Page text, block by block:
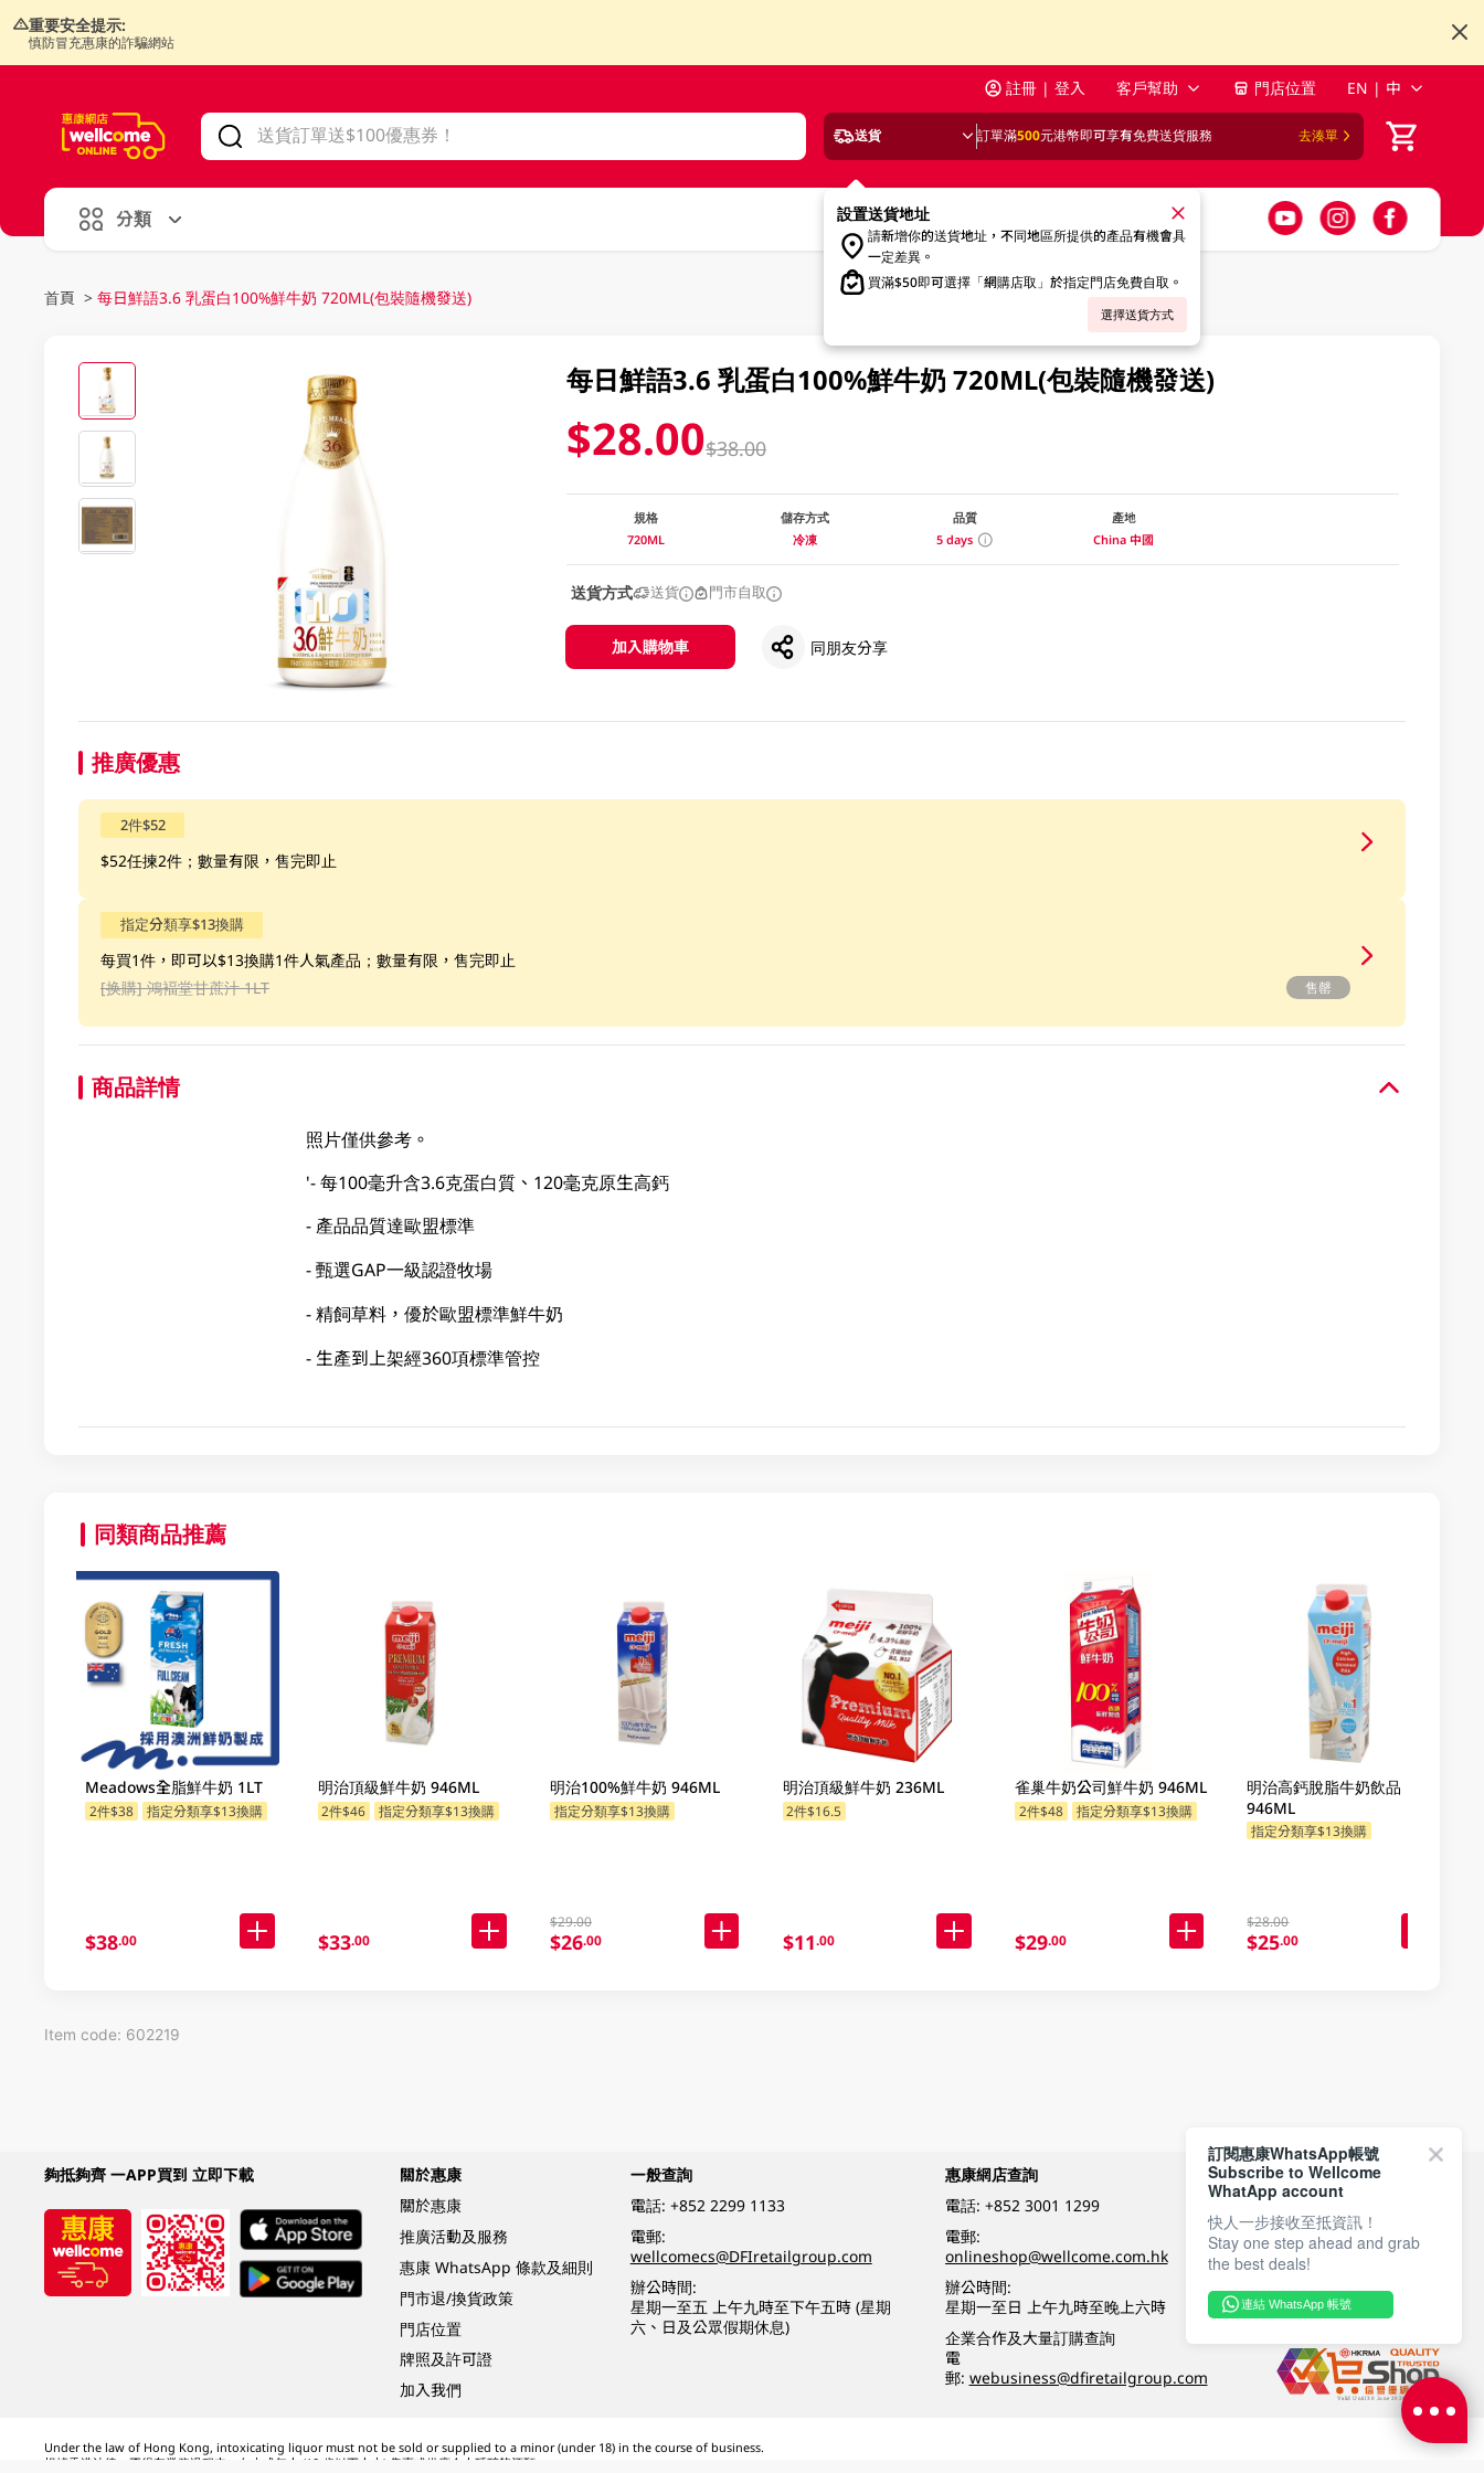
重要安全提示:
慎防冒充惠康的詐騙網站
註冊 | 登入 客戶幫助 門店位置 EN | 中
送貨 訂單滿500元港幣即可享有免費送貨服務 去湊單
設置送貨地址
請新增你的送貨地址，不同地區所提供的產品有機會具
一定差異。
買滿$50即可選擇「網購店取」於指定門店免費自取。
選擇送貨方式
分類
首頁 > 每日鮮語3.6 乳蛋白100%鮮牛奶 720ML(包裝隨機發送)
每日鮮語3.6 乳蛋白100%鮮牛奶 720ML(包裝隨機發送)
$28.00$38.00
規格
720ML
儲存方式
冷凍
品質
5 days
產地
China 中國
送貨方式 送貨 門市自取
加入購物車 同朋友分享
推廣優惠
2件$52
$52任揀2件；數量有限，售完即止
指定分類享$13換購
每買1件，即可以$13換購1件人氣產品；數量有限，售完即止
[换購] 鴻褔堂甘蔗汁 1LT 售罄
商品詳情
照片僅供參考。
'- 每100毫升含3.6克蛋白質、120毫克原生高鈣
- 產品品質達歐盟標準
- 甄選GAP一級認證牧場
- 精飼草料，優於歐盟標準鮮牛奶
- 生產到上架經360項標準管控
同類商品推薦
Meadows全脂鮮牛奶 1LT
2件$38 指定分類享$13換購
$38.00
明治頂級鮮牛奶 946ML
2件$46 指定分類享$13換購
$33.00
明治100%鮮牛奶 946ML
指定分類享$13換購
$29.00
$26.00
明治頂級鮮牛奶 236ML
2件$16.5
$11.00
雀巢牛奶公司鮮牛奶 946ML
2件$48 指定分類享$13換購
$29.00
明治高鈣脫脂牛奶飲品
946ML
指定分類享$13換購
$28.00
$25.00
Item code: 602219
夠抵夠齊 一APP買到 立即下載
關於惠康
關於惠康
推廣活動及服務
惠康 WhatsApp 條款及細則
門市退/換貨政策
門店位置
牌照及許可證
加入我們
一般查詢
電話: +852 2299 1133
電郵:
wellcomecs@DFIretailgroup.com
辦公時間:
星期一至五 上午九時至下午五時 (星期
六、日及公眾假期休息)
惠康網店查詢
電話: +852 3001 1299
電郵:
onlineshop@wellcome.com.hk
辦公時間:
星期一至日 上午九時至晚上六時
企業合作及大量訂購查詢
電
郵: webusiness@dfiretailgroup.com
付款方式
關注我們
Under the law of Hong Kong, intoxicating liquor must not be sold or supplied to a minor (under 18) in the course of business.
根據香港法律，不得在業務過程中，向未成年人 (18 歲以下人士) 售賣或供應令人醺醉的酒類。
訂閱惠康WhatsApp帳號
Subscribe to Wellcome
WhatApp account
快人一步接收至抵資訊！
Stay one step ahead and grab
the best deals!
連結 WhatsApp 帳號